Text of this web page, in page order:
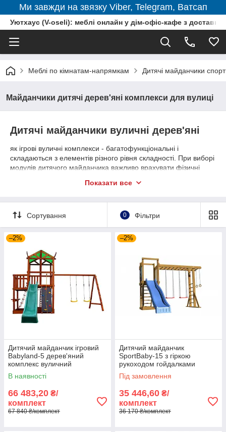
Ми завжди на звязку Viber, Telegram, Ватсап
Уютхаус (V-oseli): меблі онлайн у дім-офіс-кафе з
Меблі по кімнатам-напрямкам Дитячі майданчики
Майданчики дитячі дерев'яні комплекси для вулиці
Дитячі майданчики вуличні дерев'яні
як ігрові вуличні комплекси - багатофункціональні і
складаються з елементів різного рівня складності. При виборі
модулів дитячого майданчика важливо врахувати фізичні
каруселями, невисокими горами, легкими перелазами.
мотузкові сходи, сітки, скелелазні стінки.
повинні включати модулі для силового розвитку:
канати, турніки, атлетичні кільця, поперечини,
рукоходи.
Деревяні дитячі майданчики доставляються по всій Україні
послугами НовойПочти.
Конструкція перевіряється перед віюправенням,
Показати все
Сортування 0 Фільтри
–2%
Дитячий майданчик ігровий
Babyland-5 дерев'яний
комплекс вуличний
будиночок із гіркою
гойдалкою скелеолзка
В наявності
66 483,20 ₴/
комплект
67 840 ₴/комплект
–2%
Дитячий майданчик
SportBaby-15 з гіркою
рукоходом гойдалками
дерев'яний для вулиці
Під замовлення
35 446,60 ₴/
комплект
36 170 ₴/комплект